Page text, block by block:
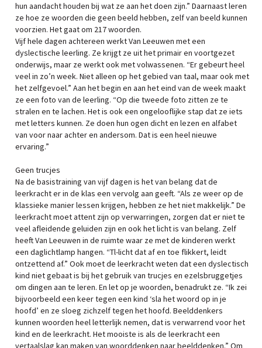
hun aandacht houden bij wat ze aan het doen zijn.” Daarnaast leren
ze hoe ze woorden die geen beeld hebben, zelf van beeld kunnen
voorzien. Het gaat om 217 woorden.
Vijf hele dagen achtereen werkt Van Leeuwen met een
dyslectische leerling. Ze krijgt ze uit het primair en voortgezet
onderwijs, maar ze werkt ook met volwassenen. “Er gebeurt heel
veel in zo’n week. Niet alleen op het gebied van taal, maar ook met
het zelfgevoel.” Aan het begin en aan het eind van de week maakt
ze een foto van de leerling. “Op die tweede foto zitten ze te
stralen en te lachen. Het is ook een ongelooflijke stap dat ze iets
met letters kunnen. Ze doen hun ogen dicht en lezen en alfabet
van voor naar achter en andersom. Dat is een heel nieuwe
ervaring.”
Geen trucjes
Na de basistraining van vijf dagen is het van belang dat de
leerkracht er in de klas een vervolg aan geeft. “Als ze weer op de
klassieke manier lessen krijgen, hebben ze het niet makkelijk.” De
leerkracht moet attent zijn op verwarringen, zorgen dat er niet te
veel afleidende geluiden zijn en ook het licht is van belang. Zelf
heeft Van Leeuwen in de ruimte waar ze met de kinderen werkt
een daglichtlamp hangen. “Tl-licht dat af en toe flikkert, leidt
ontzettend af.” Ook moet de leerkracht weten dat een dyslectisch
kind niet gebaat is bij het gebruik van trucjes en ezelsbruggetjes
om dingen aan te leren. En let op je woorden, benadrukt ze. “Ik zei
bijvoorbeeld een keer tegen een kind ‘sla het woord op in je
hoofd’ en ze sloeg zichzelf tegen het hoofd. Beelddenkers
kunnen woorden heel letterlijk nemen, dat is verwarrend voor het
kind en de leerkracht. Het mooiste is als de leerkracht een
vertaalslag kan maken van woorddenken naar beelddenken.” Om